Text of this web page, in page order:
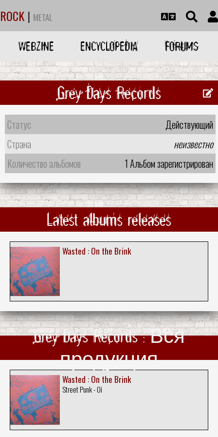
ROCK | METAL
WEBZINE ENCYCLOPEDIA FORUMS
Grey Days Records
Статус
Действующий
Страна
неизвестно
Количество альбомов
1 Альбом зарегистрирован
Latest albums releases
Wasted : On the Brink
Grey Days Records : Вся
продукция
Wasted : On the Brink
Street Punk - Oi